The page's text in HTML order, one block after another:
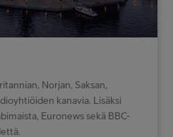
Norjan, Saksan,
kanavia. Lisäksi
Euronews sekä BBC-